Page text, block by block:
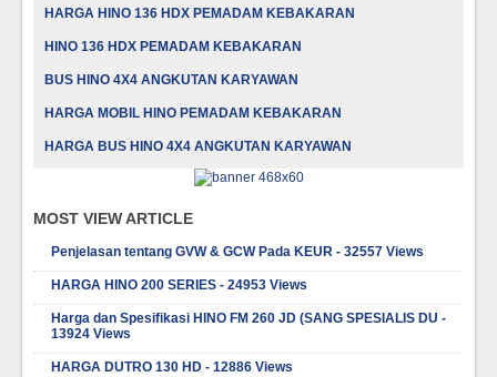
HARGA HINO 136 HDX PEMADAM KEBAKARAN
HINO 136 HDX PEMADAM KEBAKARAN
BUS HINO 4X4 ANGKUTAN KARYAWAN
HARGA MOBIL HINO PEMADAM KEBAKARAN
HARGA BUS HINO 4X4 ANGKUTAN KARYAWAN
MOST VIEW ARTICLE
Penjelasan tentang GVW & GCW Pada KEUR - 32557 Views
HARGA HINO 200 SERIES - 24953 Views
Harga dan Spesifikasi HINO FM 260 JD (SANG SPESIALIS DU -
13924 Views
HARGA DUTRO 130 HD - 12886 Views